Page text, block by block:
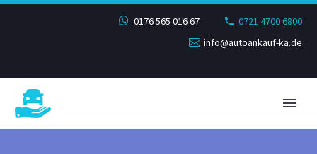
0176 565 016 67
0721 4700 6800
info@autoankauf-ka.de